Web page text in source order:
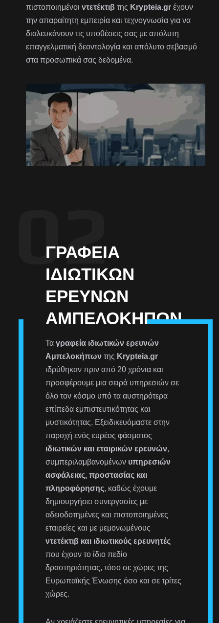
πιστοποιημένοιντετέκτιβ της Krypteia.gr έχουν
την απαραίτητη εμπειρία και τεχνογνωσία για να
διαλευκάνουν τις υποθέσεις σας με απόλυτη
επαγγελματική δεοντολογία και απόλυτο σεβασμό
στα προσωπικά σας δεδομένα.
ΓΡΑΦΕΊΑ
ΙΔΙΩΤΙΚΏΝ
ΕΡΕΥΝΏΝ
ΑΜΠΕΛΟΚΉΠΩΝ
Ταγραφεία ιδιωτικών ερευνών
Αμπελοκήπων της Krypteia.gr
ιδρύθηκαν πριν από 20 χρόνια και
προσφέρουμε μια σειρά υπηρεσιών σε
όλο τον κόσμο υπό τα αυστηρότερα
επίπεδα εμπιστευτικότητας και
μυστικότητας. Εξειδικευόμαστε στην
παροχή ενός ευρέος φάσματος
ιδιωτικών και εταιρικών ερευνών,
συμπεριλαμβανομένων υπηρεσιών
ασφάλειας, προστασίας και
πληροφόρησης, καθώς έχουμε
δημιουργήσει συνεργασίες με
αδειοδοτημένες και πιστοποιημένες
εταιρείες και με μεμονωμένους
ντετέκτιβ και ιδιωτικούς ερευνητές
που έχουν το ίδιο πεδίο
δραστηριότητας, τόσο σε χώρες της
Ευρωπαϊκής Ένωσης όσο και σε τρίτες
χώρες.